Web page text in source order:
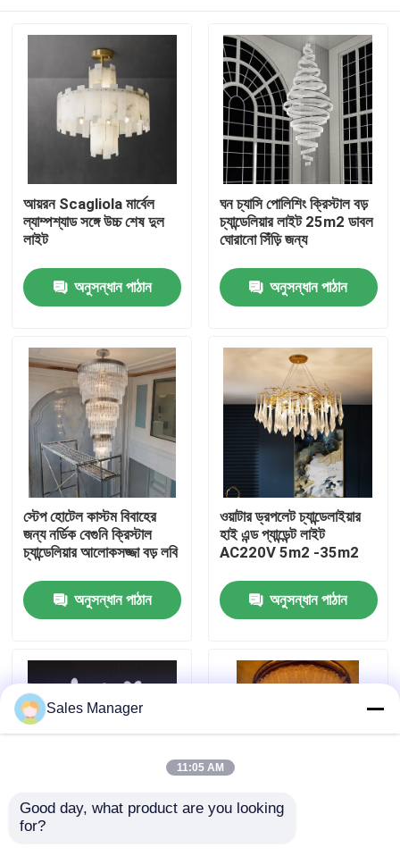
পণ্য
আমাদের সম্বন্ধে
কারখানা পরিদর্শন
গুণমান নিয়ন্ত্রণ
আমাদের সাথে যোগাযোগ
একটি উদ্ধৃতি অনুরোধ করুন
দুল চ্যান্ডেলাইয়ার লাইট
আয়রন Scagliola মার্বেল
ল্যাম্পশ্যাড সঙ্গে উচ্চ শেষ দুল
লাইট
অনুসন্ধান পাঠান
ঘন চ্যাসি পোলিশিং ক্রিস্টাল বড়
চ্যান্ডেলিয়ার লাইট 25m2 ডাবল
ঘোরানো সিঁড়ি জন্য
অনুসন্ধান পাঠান
স্টেপ হোটেল কাস্টম বিবাহের
জন্য নর্ডিক বেগুনি ক্রিস্টাল
চ্যান্ডেলিয়ার আলোকসজ্জা বড় লবি
অনুসন্ধান পাঠান
ওয়াটার ড্রপলেট চ্যান্ডেলাইয়ার
হাই এন্ড প্যান্ডেন্ট লাইট
AC220V 5m2 -35m2
অনুসন্ধান পাঠান
সাদা আলবাস্টার ঝুলন্ত আলো
Sales Manager
11:05 AM
Good day, what product are you looking
for?